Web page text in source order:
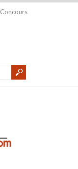
Concours